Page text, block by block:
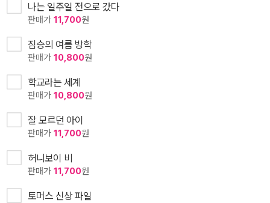
나는 일주일 전으로 갔다
판매가 11,700원
짐승의 여름 방학
판매가 10,800원
학교라는 세계
판매가 10,800원
잘 모르던 아이
판매가 11,700원
허니보이 비
판매가 11,700원
토머스 신상 파일